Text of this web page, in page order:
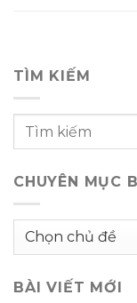
TÌM KIẾM
CHUYÊN MỤC
Chuyên
viết
BÀI VIẾT MỚI